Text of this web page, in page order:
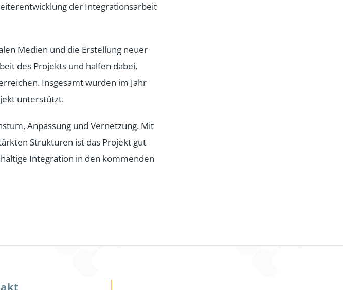
der Integrationsarbeit
Medien und die Erstellung neuer
des Projekts und halfen dabei,
Insgesamt wurden im Jahr
unterstützt.
Anpassung und Vernetzung. Mit
Strukturen ist das Projekt gut
Integration in den kommenden